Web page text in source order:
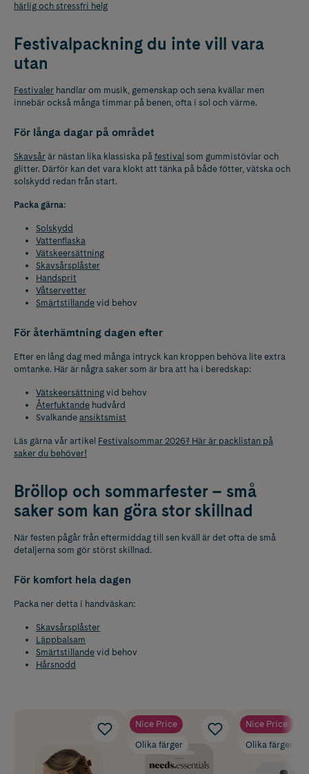
härlig och stressfri helg
Festivalpackning du inte vill vara
utan
Festivaler handlar om musik, gemenskap och sena kvällar men
innebär också många timmar på benen, ofta i sol och värme.
För långa dagar på området
Skavsår är nästan lika klassiska på festival som gummistövlar och
glitter. Därför kan det vara klokt att tänka på både fötter, vätska och
solskydd redan från start.
Packa gärna:
Solskydd
Vattenflaska
Vätskeersättning
Skavsårsplåster
Handsprit
Våtservetter
Smärtstillande vid behov
För återhämtning dagen efter
Efter en lång dag med många intryck kan kroppen behöva lite extra
omtanke. Här är några saker som är bra att ha i beredskap:
Vätskeersättning vid behov
Återfuktande hudvård
Svalkande ansiktsmist
Läs gärna vår artikel Festivalsommar 2026? Här är packlistan på
saker du behöver!
Bröllop och sommarfester – små
saker som kan göra stor skillnad
När festen pågår från eftermiddag till sen kväll är det ofta de små
detaljerna som gör störst skillnad.
För komfort hela dagen
Packa ner detta i handväskan:
Skavsårsplåster
Läppbalsam
Smärtstillande vid behov
Hårsnodd
Nice Price
Olika färger
Nice Price
Olika färger